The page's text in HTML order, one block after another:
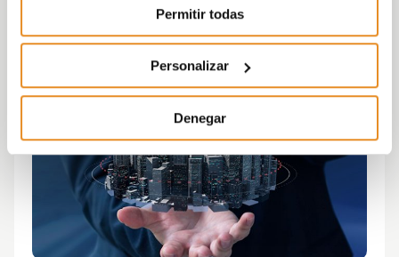
Permitir todas
Personalizar
Denegar